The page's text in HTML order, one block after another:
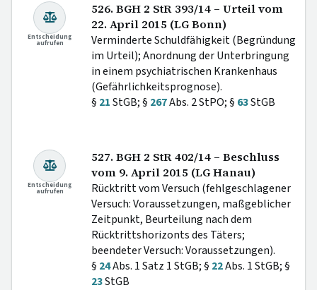
Entscheidung
aufrufen
526. BGH 2 StR 393/14 – Urteil vom
22. April 2015 (LG Bonn)
Verminderte Schuldfähigkeit (Begründung
im Urteil); Anordnung der Unterbringung
in einem psychiatrischen Krankenhaus
(Gefährlichkeitsprognose).
§ 21StGB; § 267Abs. 2 StPO; § 63StGB
Entscheidung
aufrufen
527. BGH 2 StR 402/14 – Beschluss
vom 9. April 2015 (LG Hanau)
Rücktritt vom Versuch (fehlgeschlagener
Versuch: Voraussetzungen, maßgeblicher
Zeitpunkt, Beurteilung nach dem
Rücktrittshorizonts des Täters;
beendeter Versuch: Voraussetzungen).
§ 24Abs. 1 Satz 1 StGB; § 22Abs. 1 StGB; §
23StGB